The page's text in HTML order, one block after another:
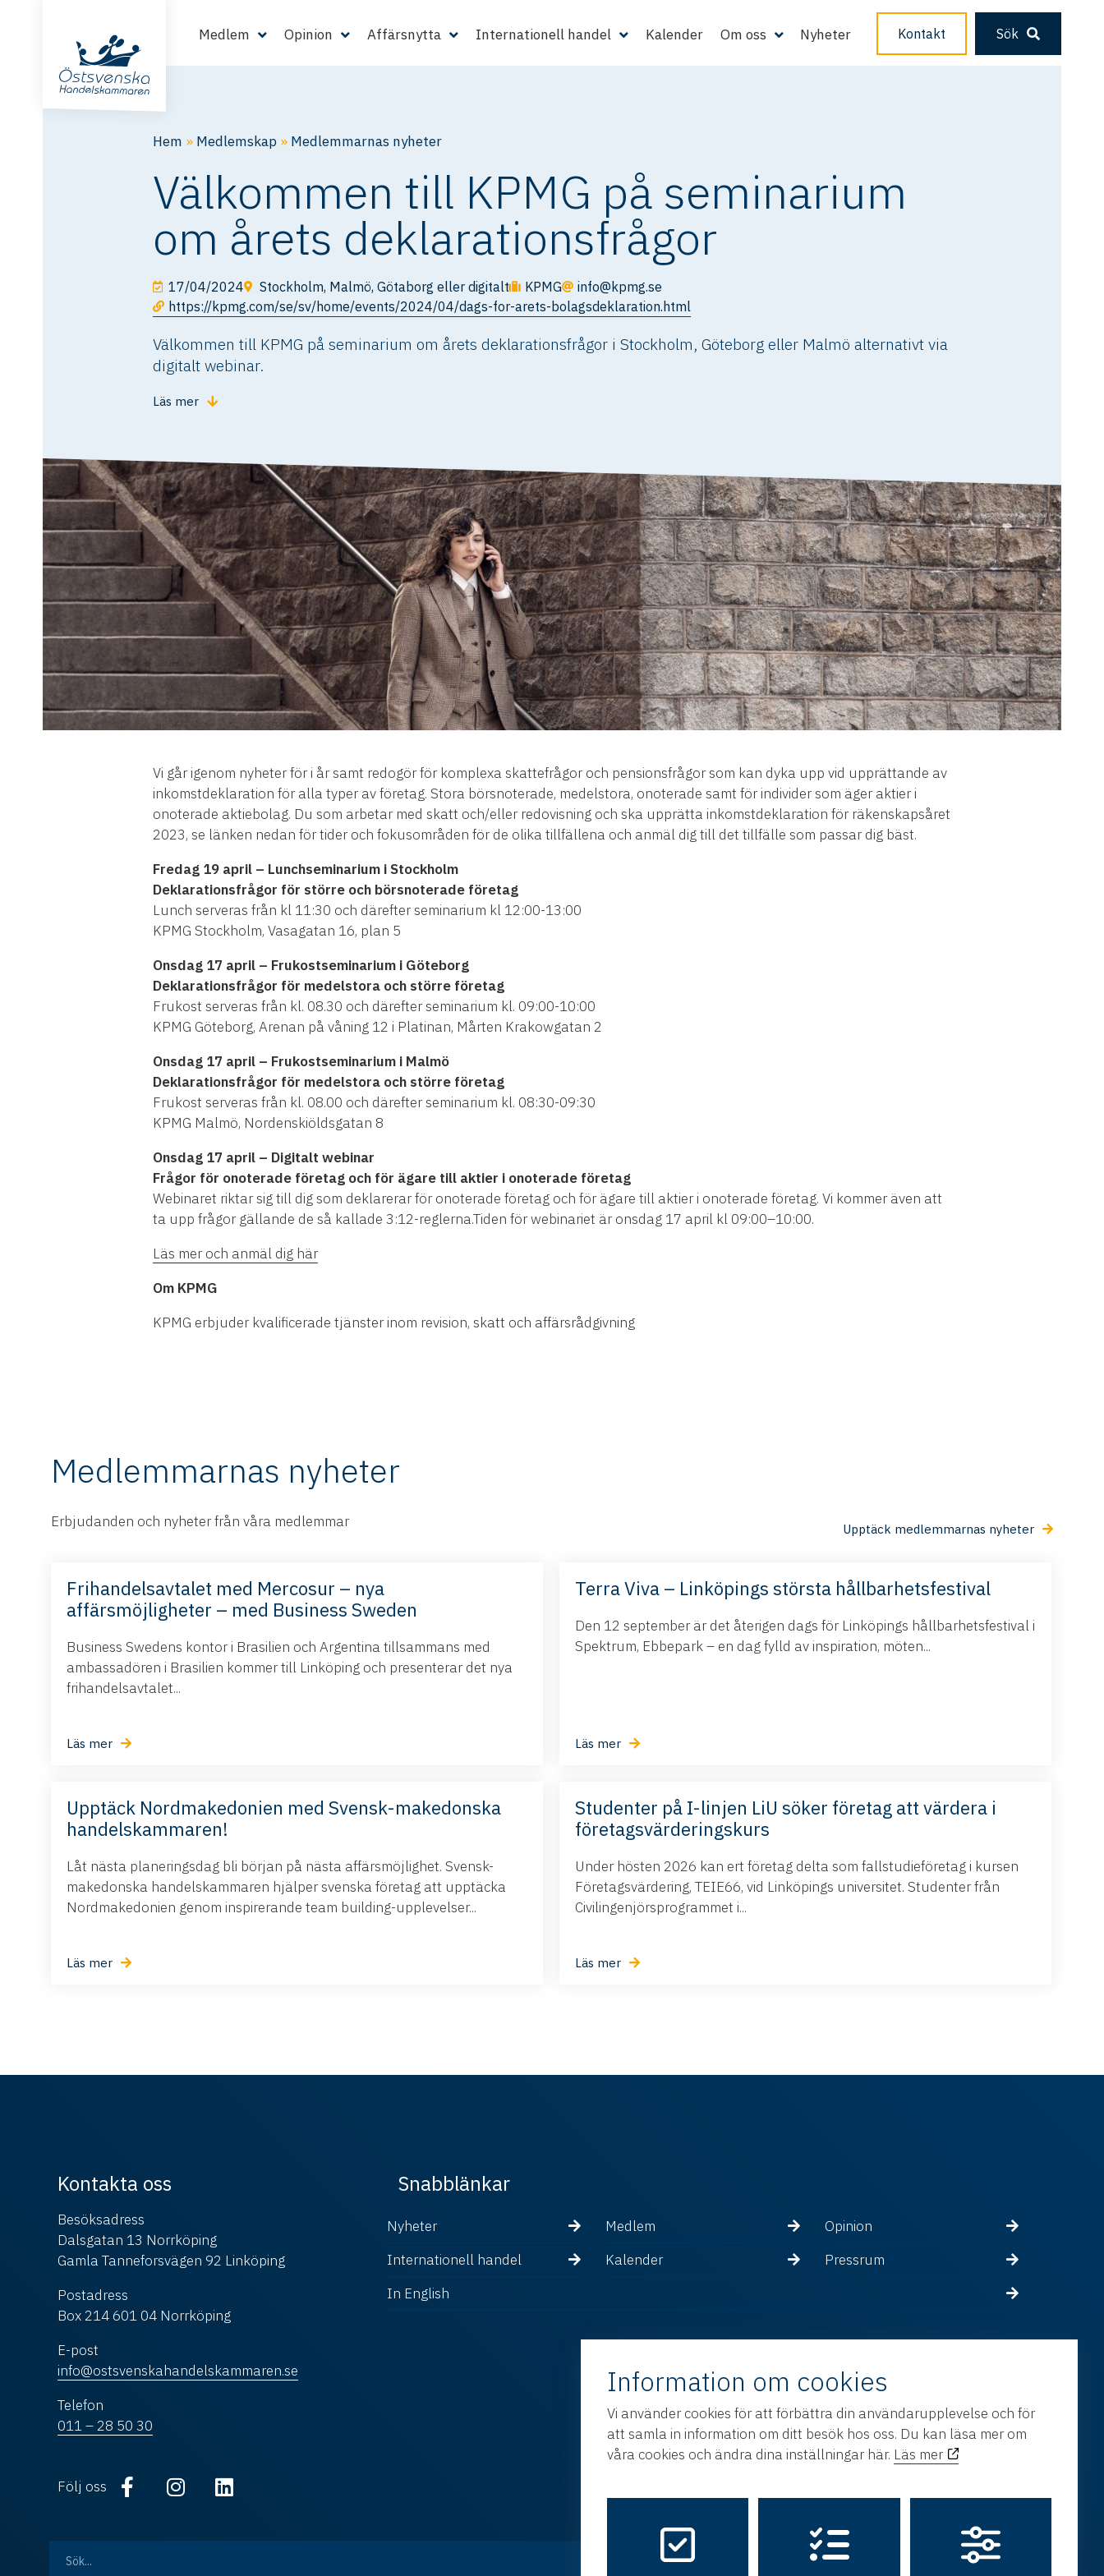
Medlem Opinion Affärsnytta Internationell handel Kalender Om oss Nyheter Kontakt Sök
Hem » Medlemskap » Medlemmarnas nyheter
Välkommen till KPMG på seminarium
om årets deklarationsfrågor
17/04/2024 Stockholm, Malmö, Götaborg eller digitalt KPMG
info@kpmg.se
https://kpmg.com/se/sv/home/events/2024/04/dags-for-arets-bolagsdeklaration.html
Välkommen till KPMG på seminarium om årets deklarationsfrågor i Stockholm, Göteborg eller Malmö alternativt via
digitalt webinar.
Läs mer
Vi går igenom nyheter för i år samt redogör för komplexa skattefrågor och pensionsfrågor som kan dyka upp vid upprättande av
inkomstdeklaration för alla typer av företag. Stora börsnoterade, medelstora, onoterade samt för individer som äger aktier i
onoterade aktiebolag. Du som arbetar med skatt och/eller redovisning och ska upprätta inkomstdeklaration för räkenskapsåret
2023, se länken nedan för tider och fokusområden för de olika tillfällena och anmäl dig till det tillfälle som passar dig bäst.
Fredag 19 april – Lunchseminarium i Stockholm
Deklarationsfrågor för större och börsnoterade företag
Lunch serveras från kl 11:30 och därefter seminarium kl 12:00-13:00
KPMG Stockholm, Vasagatan 16, plan 5
Onsdag 17 april – Frukostseminarium i Göteborg
Deklarationsfrågor för medelstora och större företag
Frukost serveras från kl. 08.30 och därefter seminarium kl. 09:00-10:00
KPMG Göteborg, Arenan på våning 12 i Platinan, Mårten Krakowgatan 2
Onsdag 17 april – Frukostseminarium i Malmö
Deklarationsfrågor för medelstora och större företag
Frukost serveras från kl. 08.00 och därefter seminarium kl. 08:30-09:30
KPMG Malmö, Nordenskiöldsgatan 8
Onsdag 17 april – Digitalt webinar
Frågor för onoterade företag och för ägare till aktier i onoterade företag
Webinaret riktar sig till dig som deklarerar för onoterade företag och för ägare till aktier i onoterade företag. Vi kommer även att
ta upp frågor gällande de så kallade 3:12-reglerna.Tiden för webinariet är onsdag 17 april kl 09:00–10:00.
Läs mer och anmäl dig här
Om KPMG
KPMG erbjuder kvalificerade tjänster inom revision, skatt och affärsrådgivning
Medlemmarnas nyheter
Erbjudanden och nyheter från våra medlemmar Upptäck medlemmarnas nyheter
Frihandelsavtalet med Mercosur – nya
affärsmöjligheter – med Business Sweden
Business Swedens kontor i Brasilien och Argentina tillsammans med
ambassadören i Brasilien kommer till Linköping och presenterar det nya
frihandelsavtalet...
Läs mer
Terra Viva – Linköpings största hållbarhetsfestival
Den 12 september är det återigen dags för Linköpings hållbarhetsfestival i
Spektrum, Ebbepark – en dag fylld av inspiration, möten...
Läs mer
Upptäck Nordmakedonien med Svensk-makedonska
handelskammaren!
Låt nästa planeringsdag bli början på nästa affärsmöjlighet. Svensk-
makedonska handelskammaren hjälper svenska företag att upptäcka
Nordmakedonien genom inspirerande team building-upplevelser...
Läs mer
Studenter på I-linjen LiU söker företag att värdera i
företagsvärderingskurs
Under hösten 2026 kan ert företag delta som fallstudieföretag i kursen
Företagsvärdering, TEIE66, vid Linköpings universitet. Studenter från
Civilingenjörsprogrammet i...
Läs mer
Kontakta oss
Besöksadress
Dalsgatan 13 Norrköping
Gamla Tanneforsvägen 92 Linköping
Postadress
Box 214 601 04 Norrköping
E-post
info@ostsvenskahandelskammaren.se
Telefon
011 – 28 50 30
Följ oss
Snabblänkar
Nyheter Medlem
Opinion
Internationell handel
Kalender
Pressrum
In English
Information om cookies
Vi använder cookies för att förbättra din användarupplevelse och för
att samla in information om ditt besök hos oss. Du kan läsa mer om
våra cookies och ändra dina inställningar här. Läs mer